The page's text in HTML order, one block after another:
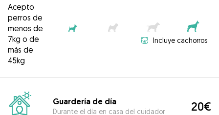
Acepto
perros de
menos de
7kg o de
más de
45kg
Incluye cachorros
Guardería de día
Durante el día en casa del cuidador 20€